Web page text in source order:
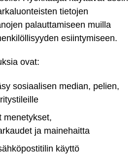
tietojen
palauttamiseen muilla
esiintymiseen.
ovat:
sosiaalisen median, pelien,
menetykset,
ja mainehaitta
käyttö